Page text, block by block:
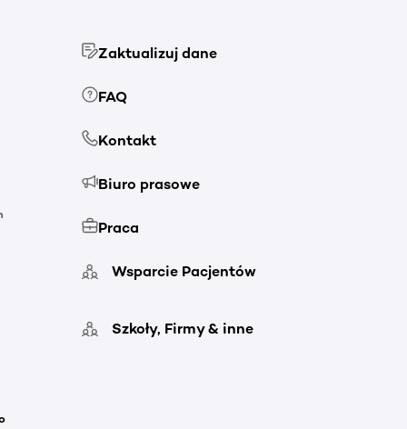
Zaktualizuj dane
FAQ
Kontakt
Biuro prasowe
Praca
Wsparcie Pacjentów
Szkoły, Firmy & inne